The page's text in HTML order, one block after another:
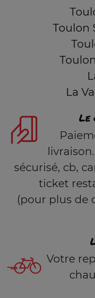
Toulon
La
Le
sécurisé, cb,
ticket
(pour plus de
Votre